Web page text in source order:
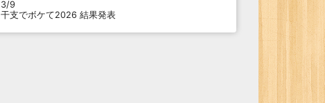
3/9
干支でボケて2026 結果発表